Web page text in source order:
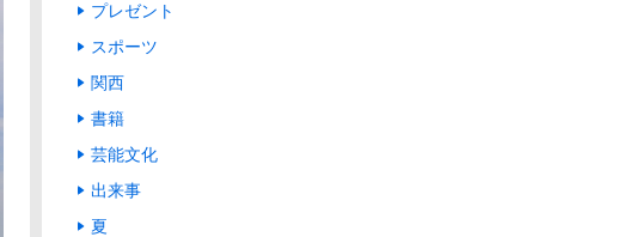
プレゼント
スポーツ
関西
書籍
芸能文化
出来事
夏